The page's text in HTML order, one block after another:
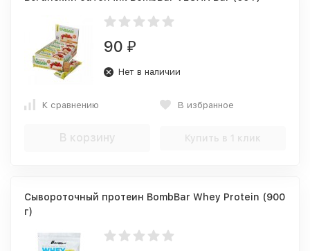
90 ₽
Нет в наличии
К сравнению В избранное
В корзину Купить в 1 клик
Сывороточный протеин BombBar Whey Protein (900
г)